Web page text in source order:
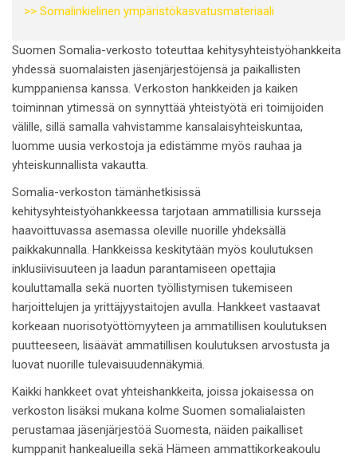
>> Somalinkielinen ympäristökasvatusmateriaali
Suomen Somalia-verkosto toteuttaa kehitysyhteistyöhankkeita
yhdessä suomalaisten jäsenjärjestöjensä ja paikallisten
kumppaniensa kanssa. Verkoston hankkeiden ja kaiken
toiminnan ytimessä on synnyttää yhteistyötä eri toimijoiden
välille, sillä samalla vahvistamme kansalaisyhteiskuntaa,
luomme uusia verkostoja ja edistämme myös rauhaa ja
yhteiskunnallista vakautta.
Somalia-verkoston tämänhetkisissä
kehitysyhteistyöhankkeessa tarjotaan ammatillisia kursseja
haavoittuvassa asemassa oleville nuorille yhdeksällä
paikkakunnalla. Hankkeissa keskitytään myös koulutuksen
inklusiivisuuteen ja laadun parantamiseen opettajia
kouluttamalla sekä nuorten työllistymisen tukemiseen
harjoittelujen ja yrittäjyystaitojen avulla. Hankkeet vastaavat
korkeaan nuorisotyöttömyyteen ja ammatillisen koulutuksen
puutteeseen, lisäävät ammatillisen koulutuksen arvostusta ja
luovat nuorille tulevaisuudennäkymiä.
Kaikki hankkeet ovat yhteishankkeita, joissa jokaisessa on
verkoston lisäksi mukana kolme Suomen somalialaisten
perustamaa jäsenjärjestöä Suomesta, näiden paikalliset
kumppanit hankealueilla sekä Hämeen ammattikorkeakoulu